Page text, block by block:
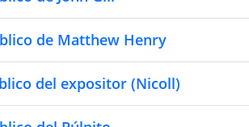
de Matthew Henry
del expositor (Nicoll)